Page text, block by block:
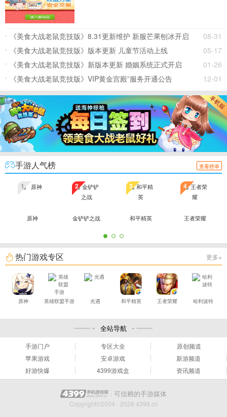
08-31
《美食大战老鼠竞技版》8.31更新维护 新服芒果刨冰开启
05-17
《美食大战老鼠竞技版》版本更新 儿童节活动上线
01-26
《美食大战老鼠竞技版》新版本更新 婚姻系统正式开启
12-01
《美食大战老鼠竞技版》VIP黄金宫殿”服务开通公告
手游人气榜 查看榜单
原神
1
金铲铲之战
2
和平精英
3
王者荣耀
4
热门游戏专区 更多+
原神 英雄联盟手游 光遇 和平精英 王者荣耀 哈利波特
全站导航
手游门户 专区大全
原创频道
苹果游戏
安卓游戏
新游频道
好游快爆
4399游戏盒 资讯频道
可信赖的手游媒体
Copyright©2004 - 2026 4399.cn